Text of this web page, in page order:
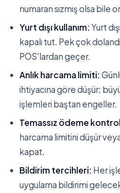
numaran sızmış olsa bile
Yurt dışı kullanım: Yurt
kapalı tut. Pek çok
POS'lardan geçer.
Anlık harcama limiti:
ihtiyacına göre düşür;
işlemleri baştan engeller.
Temassız ödeme
harcama limitini düşür
kapat.
Bildirim tercihleri: Her
uygulama bildirimi